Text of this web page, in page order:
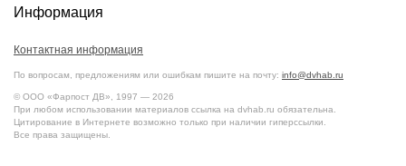
Информация
Контактная информация
По вопросам, предложениям или ошибкам пишите на почту: info@dvhab.ru
© ООО «Фарпост ДВ», 1997 — 2026
При любом использовании материалов ссылка на dvhab.ru обязательна.
Цитирование в Интернете возможно только при наличии гиперссылки.
Все права защищены.